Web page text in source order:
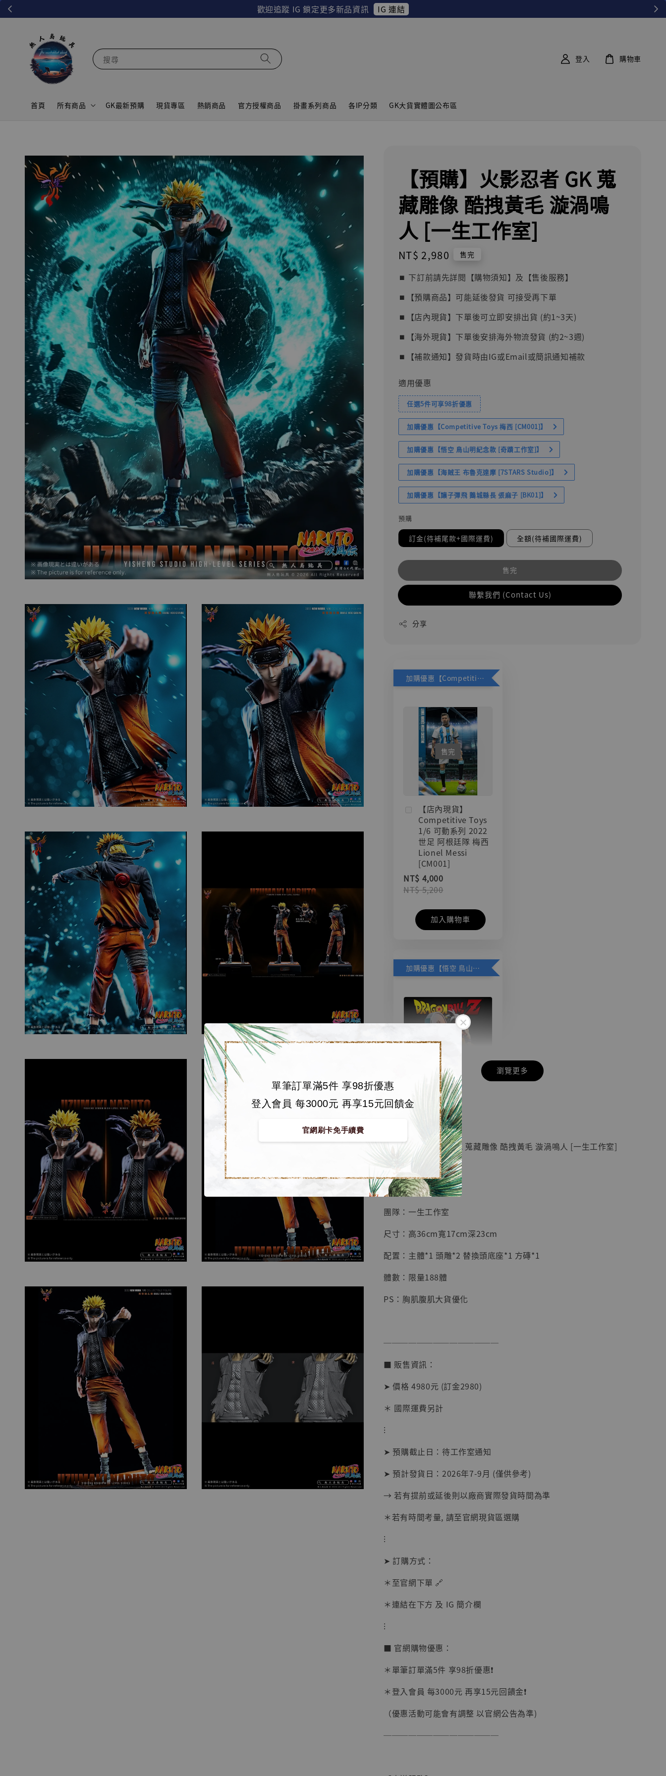
歡迎追蹤 IG 鎖定更多新品資訊 IG 連結
單筆訂單滿5件 享98折優惠
登入會員 每3000元 再享15元回饋金
官網刷卡免手續費
搜尋
首頁 所有商品 GK最新預購 現貨專區 熱銷商品 官方授權商品 掛畫系列商品 各IP分類 GK大貨實體圖公布區
登入 購物車
【預購】火影忍者 GK 蒐
藏雕像 酷拽黃毛 漩渦鳴
人 [一生工作室]
Regular
price
NT$ 2,980 售完
⏹︎ 下訂前請先詳閱【購物須知】及【售後服務】
⏹︎【預購商品】可能延後發貨 可接受再下單
⏹︎【店內現貨】下單後可立即安排出貨 (約1~3天)
⏹︎【海外現貨】下單後安排海外物流發貨 (約2~3週)
⏹︎【補款通知】發貨時由IG或Email或簡訊通知補款
適用優惠
任選5件可享98折優惠
加購優惠【Competitive Toys 梅西 [CM001]】
加購優惠【悟空 鳥山明紀念款 [奇蹟工作室]】
加購優惠【海賊王 布魯克達摩 [7STARS Studio]】
加購優惠【讓子彈飛 鵝城縣長 張麻子 [BK01]】
預購
訂金(待補尾款+國際運費) 全額(待補國際運費)
售完
聯繫我們 (Contact Us)
分享
加購優惠【Competitive Toys 梅西 [CM001]】
售完
【店內現貨】
Competitive Toys
1/6 可動系列 2022
世足 阿根廷隊 梅西
Lionel Messi
[CM001]
NT$ 4,000
NT$ 5,200
加入購物車
加購優惠【悟空 鳥山明紀念款 [奇蹟工作室]】
【店內現貨】七龍珠
系列蒐藏雕像 悟空
鳥山明紀念款 [奇蹟
工作室]
NT$ 4,280
NT$ 5,580
- +
加入購物車
加購優惠【海賊王 布魯克達摩 [7STARS Studio]】
【店內現貨】海賊王
系列蒐藏雕像 布魯
克達摩 [7STARS
Studio]
加購優惠【讓子彈飛 鵝城縣長 張麻子 [BK01]】
【現貨】
BJSTUDIO 1/6系列
可動蒐藏人偶 讓子
彈飛 鵝城縣長 張麻
子 [BK01]
NT$ 5,300
- +
瀏覽更多
🏝【無人島玩具】
【預購】火影忍者 GK 蒐藏雕像 酷拽黃毛 漩渦鳴人 [一生工作室]
■ 商品資訊：
團隊：一生工作室
尺寸：高36cm寬17cm深23cm
配置：主體*1 頭雕*2 替換頭底座*1 方磚*1
體數：限量188體
PS：胸肌腹肌大貨優化
──────────────
■ 販售資訊：
➤ 價格 4980元 (訂金2980)
＊ 國際運費另計
⁝
➤ 預購截止日：待工作室通知
➤ 預計發貨日：2026年7-9月 (僅供參考)
→ 若有提前或延後則以廠商實際發貨時間為準
＊若有時間考量, 請至官網現貨區選購
⁝
➤ 訂購方式：
＊至官網下單 🔗
＊連結在下方 及 IG 簡介欄
⁝
■ 官網購物優惠：
＊單筆訂單滿5件 享98折優惠❗️
＊登入會員 每3000元 再享15元回饋金❗️
（優惠活動可能會有調整 以官網公告為準)
──────────────